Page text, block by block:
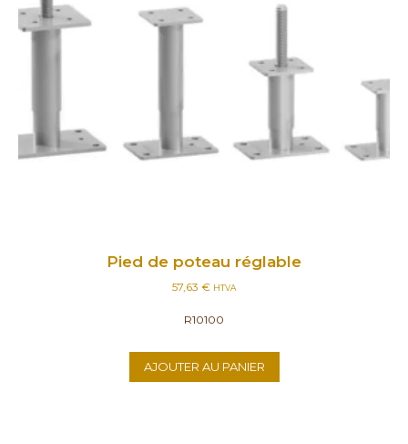
Pied de poteau réglable
57,63 € HTVA
R10100
AJOUTER AU PANIER